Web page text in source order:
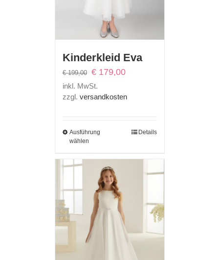
Kinderkleid Eva
€199,00
Ursprünglicher
€179,00Aktueller
inkl. MwSt.
zzgl. versandkosten
Ausführung
wählen
Details